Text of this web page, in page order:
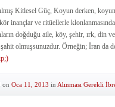
Kitlesel Güç, Koyun derken,
inançlar ve ritüellerle
doğduğu aile, köy, şehir, ırk, din
şahit olmuşsunuzdur. Örneğin; İran da
on Oca 11, 2013 in Alınması Gerekli